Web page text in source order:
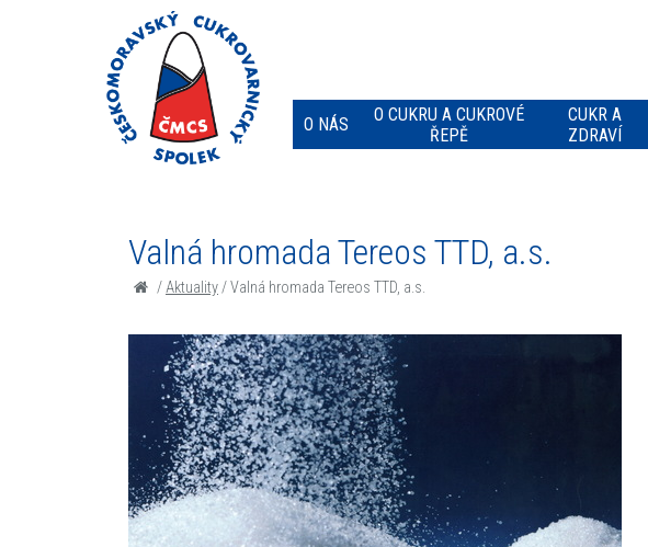
O NÁS
O CUKRU A CUKROVÉ
ŘEPĚ
CUKR A
ZDRAVÍ
Valná hromada Tereos TTD, a.s.
/Aktuality/Valná hromada Tereos TTD, a.s.